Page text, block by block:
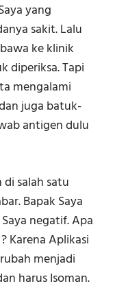
yang
sakit. Lalu
ke klinik
diperiksa. Tapi
mengalami
juga batuk-
antigen dulu
salah satu
Bapak Saya
negatif. Apa
Karena Aplikasi
menjadi
harus Isoman.